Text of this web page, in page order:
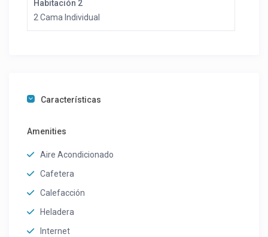
Habitación 2
2 Cama Individual
Características
Amenities
Aire Acondicionado
Cafetera
Calefacción
Heladera
Internet